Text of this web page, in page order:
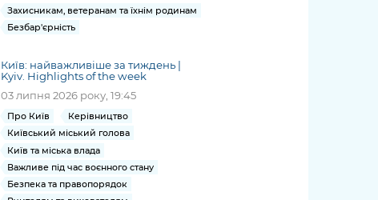
Захисникам, ветеранам та їхнім родинам
Безбар'єрність
Київ: найважливіше за тиждень |
Kyiv. Highlights of the week
03 липня 2026 року, 19:45
Про Київ
Керівництво
Київський міський голова
Київ та міська влада
Важливе під час воєнного стану
Безпека та правопорядок